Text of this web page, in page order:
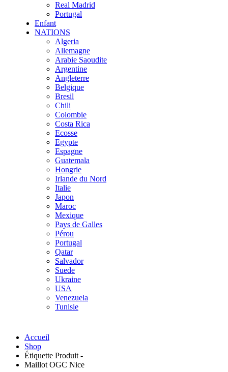
Real Madrid
Portugal
Enfant
NATIONS
Algeria
Allemagne
Arabie Saoudite
Argentine
Angleterre
Belgique
Bresil
Chili
Colombie
Costa Rica
Ecosse
Egypte
Espagne
Guatemala
Hongrie
Irlande du Nord
Italie
Japon
Maroc
Mexique
Pays de Galles
Pérou
Portugal
Qatar
Salvador
Suede
Ukraine
USA
Venezuela
Tunisie
Accueil
Shop
Étiquette Produit -
Maillot OGC Nice